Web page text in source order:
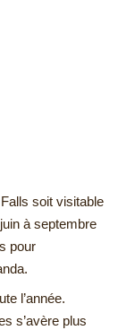
soit visitable
à septembre
pour
l’année.
s’avère plus